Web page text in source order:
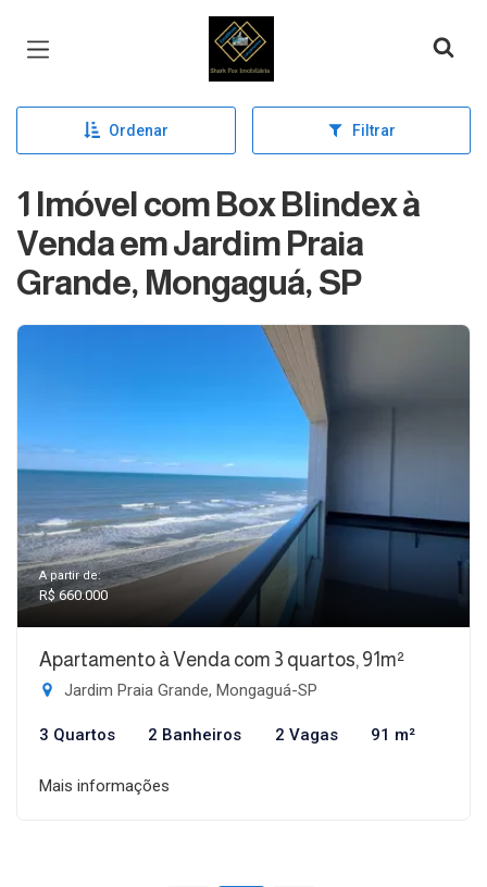
Página inicial
Ordenar Filtrar
1 Imóvel com Box Blindex à
Venda em Jardim Praia
Grande, Mongaguá, SP
A partir de:
R$ 660.000
Apartamento à Venda com 3 quartos, 91m²
Jardim Praia Grande, Mongaguá-SP
3 Quartos 2 Banheiros 2 Vagas 91 m²
Mais informações